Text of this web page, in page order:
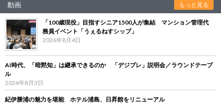
動画 もっと見る
「100歳現役」目指すシニア1500人が集結 マンション管理代
務員イベント「うぇるねすシップ」
2026年8月4日
AI時代、「暗黙知」は継承できるのか 「デジブレ」説明会／ラウンドテーブ
ル
2026年8月3日
紀伊勝浦の魅力を堪能 ホテル浦島、日昇館をリニューアル